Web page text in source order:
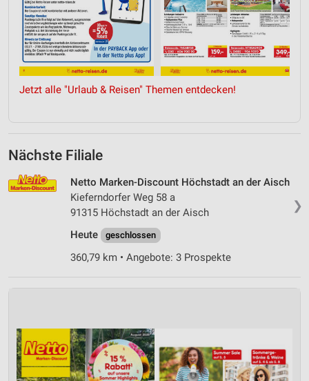
Jetzt alle "Urlaub & Reisen" Themen entdecken!
Nächste Filiale
❯
Netto Marken-Discount Höchstadt an der Aisch
Kieferndorfer Weg 58 a
91315 Höchstadt an der Aisch
Heute
geschlossen
360,79 km • Angebote: 3 Prospekte